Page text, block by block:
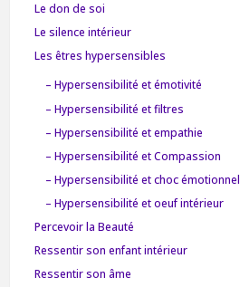
Le don de soi
Le silence intérieur
Les êtres hypersensibles
– Hypersensibilité et émotivité
– Hypersensibilité et filtres
– Hypersensibilité et empathie
– Hypersensibilité et Compassion
– Hypersensibilité et choc émotionnel
– Hypersensibilité et oeuf intérieur
Percevoir la Beauté
Ressentir son enfant intérieur
Ressentir son âme